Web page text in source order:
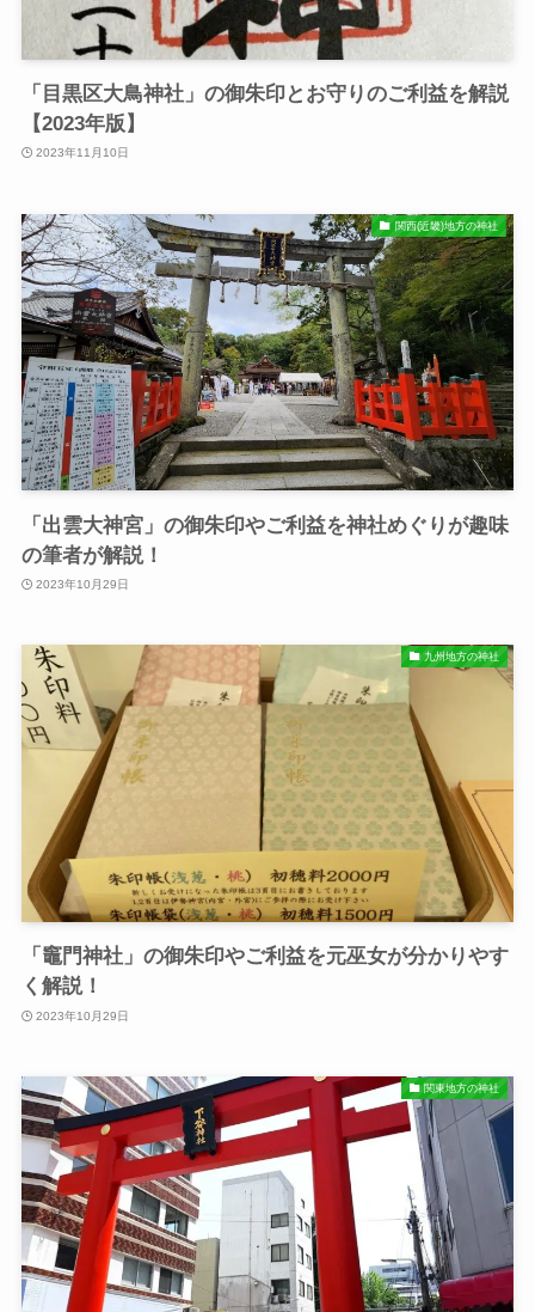
「目黒区大鳥神社」の御朱印とお守りのご利益を解説
【2023年版】
2023年11月10日
関西(近畿)地方の神社
「出雲⼤神宮」の御朱印やご利益を神社めぐりが趣味
の筆者が解説！
2023年10月29日
九州地方の神社
「竈⾨神社」の御朱印やご利益を元巫女が分かりやす
く解説！
2023年10月29日
関東地方の神社